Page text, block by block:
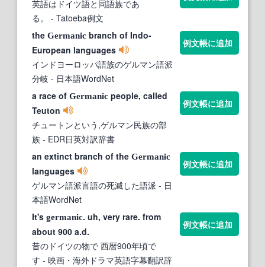
英語はドイツ語と同語族であ
る。
- Tatoeba例文
the Germanic branch of Indo-
European languages
インドヨーロッパ語族のゲルマン語派
分岐 - 日本語WordNet
例文帳に追加
a race of Germanic people, called
Teuton
チュートンという,ゲルマン民族の部
族 - EDR日英対訳辞書
例文帳に追加
an extinct branch of the Germanic
languages
ゲルマン語派言語の死滅した語派 - 日
本語WordNet
例文帳に追加
It's germanic. uh, very rare. from
about 900 a.d.
昔のドイツの物で 西暦900年頃で
す - 映画・海外ドラマ英語字幕翻訳辞
例文帳に追加